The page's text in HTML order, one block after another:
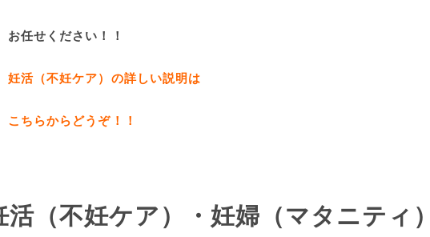
お任せください！！
妊活（不妊ケア）の詳しい説明は
こちらからどうぞ！！
活（不妊ケア）・妊婦（マタニティ